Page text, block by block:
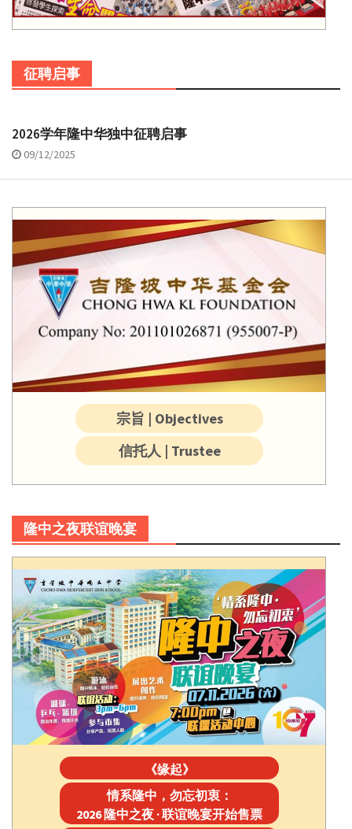
征聘启事
2026学年隆中华独中征聘启事
09/12/2025
宗旨 | Objectives
信托人 | Trustee
隆中之夜联谊晚宴
《缘起》
情系隆中，勿忘初衷：
2026 隆中之夜 · 联谊晚宴开始售票